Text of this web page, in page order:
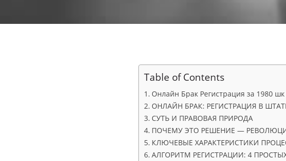
Table of Contents
Онлайн Брак Регистрация за 1980
ОНЛАЙН БРАК: РЕГИСТРАЦИЯ В
СУТЬ И ПРАВОВАЯ ПРИРОДА
ПОЧЕМУ ЭТО РЕШЕНИЕ —
КЛЮЧЕВЫЕ ХАРАКТЕРИСТИКИ
АЛГОРИТМ РЕГИСТРАЦИИ: 4